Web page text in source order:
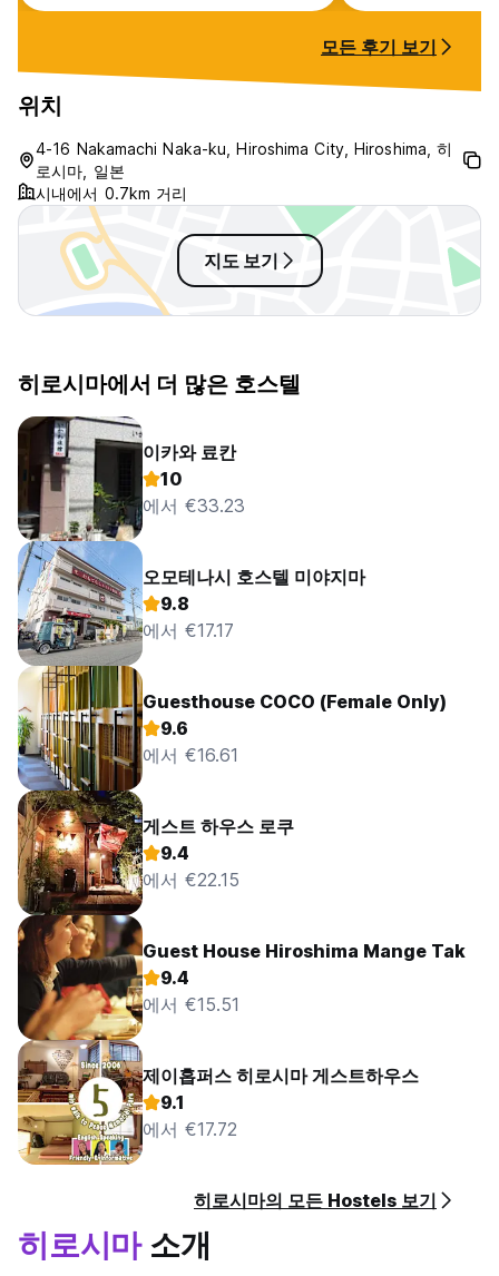
모든 후기 보기
위치
4-16 Nakamachi Naka-ku, Hiroshima City, Hiroshima, 히
로시마, 일본
시내에서 0.7km 거리
지도 보기
히로시마에서 더 많은 호스텔
이카와 료칸
10
에서 €33.23
오모테나시 호스텔 미야지마
9.8
에서 €17.17
Guesthouse COCO (Female Only)
9.6
에서 €16.61
게스트 하우스 로쿠
9.4
에서 €22.15
Guest House Hiroshima Mange Tak
9.4
에서 €15.51
제이홉퍼스 히로시마 게스트하우스
9.1
에서 €17.72
히로시마의 모든 Hostels 보기
히로시마소개